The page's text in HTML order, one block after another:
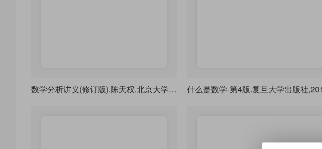
数学分析讲义(修订版).陈天权.北京大学出版社-三册合一，1351页，排版练习